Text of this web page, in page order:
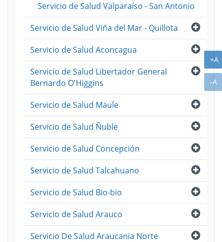
Servicio de Salud Valparaíso - San Antonio
Abrir
Servicio de Salud Viña del Mar - Quillota
Abrir
Servicio de Salud Aconcagua
Abrir
Servicio de Salud Libertador General
Bernardo O'Higgins
Abrir
Servicio de Salud Maule
Abrir
Servicio de Salud Ñuble
Abrir
Servicio de Salud Concepción
Abrir
Servicio de Salud Talcahuano
Abrir
Servicio de Salud Bio-bio
Abrir
Servicio de Salud Arauco
Abrir
Servicio De Salud Araucania Norte
+A
-A